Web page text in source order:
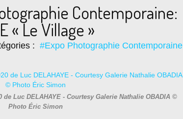
Contemporaine:
« Le Village »
: #Expo Photographie Contemporaine
Luc DELAHAYE - Courtesy Galerie Nathalie OBADIA ©
Photo Éric Simon